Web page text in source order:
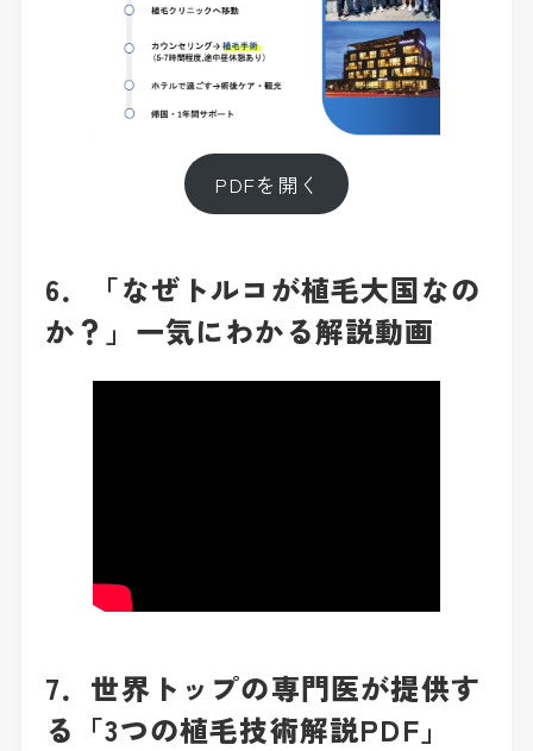
PDFを開く
6．「なぜトルコが植毛大国なの
か？」一気にわかる解説動画
7．世界トップの専門医が提供す
る「3つの植毛技術解説PDF」